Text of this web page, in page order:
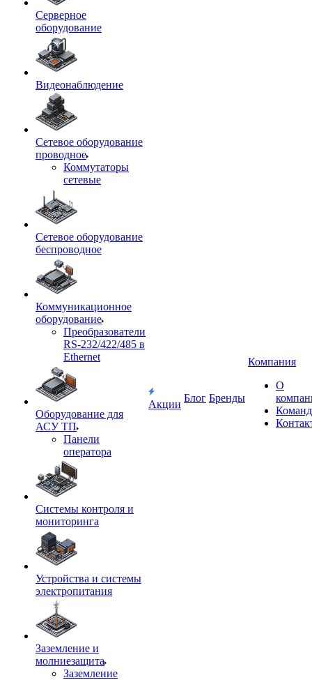
Серверное
оборудование
Видеонаблюдение
Сетевое оборудование
проводное
Коммутаторы
сетевые
Сетевое оборудование
беспроводное
Коммуникационное
оборудование
Преобразователи
RS-232/422/485 в
Ethernet
Оборудование для
АСУ ТП
Панели
оператора
Системы контроля и
мониторинга
Устройства и системы
электропитания
Заземление и
молниезащита
Заземление
Акции
Блог Бренды
Компания
О